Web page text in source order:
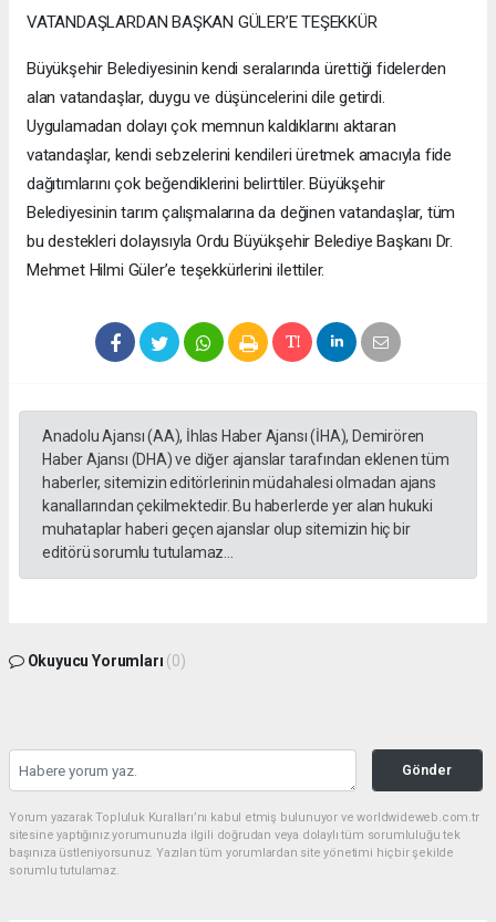
VATANDAŞLARDAN BAŞKAN GÜLER’E TEŞEKKÜR
Büyükşehir Belediyesinin kendi seralarında ürettiği fidelerden
alan vatandaşlar, duygu ve düşüncelerini dile getirdi.
Uygulamadan dolayı çok memnun kaldıklarını aktaran
vatandaşlar, kendi sebzelerini kendileri üretmek amacıyla fide
dağıtımlarını çok beğendiklerini belirttiler. Büyükşehir
Belediyesinin tarım çalışmalarına da değinen vatandaşlar, tüm
bu destekleri dolayısıyla Ordu Büyükşehir Belediye Başkanı Dr.
Mehmet Hilmi Güler’e teşekkürlerini ilettiler.
Anadolu Ajansı (AA), İhlas Haber Ajansı (İHA), Demirören
Haber Ajansı (DHA) ve diğer ajanslar tarafından eklenen tüm
haberler, sitemizin editörlerinin müdahalesi olmadan ajans
kanallarından çekilmektedir. Bu haberlerde yer alan hukuki
muhataplar haberi geçen ajanslar olup sitemizin hiç bir
editörü sorumlu tutulamaz...
Okuyucu Yorumları (0)
Gönder
Yorum yazarak Topluluk Kuralları’nı kabul etmiş bulunuyor ve worldwideweb.com.tr
sitesine yaptığınız yorumunuzla ilgili doğrudan veya dolaylı tüm sorumluluğu tek
başınıza üstleniyorsunuz. Yazılan tüm yorumlardan site yönetimi hiçbir şekilde
sorumlu tutulamaz.